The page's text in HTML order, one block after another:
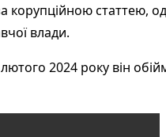
статтею,
влади.
2024 року він